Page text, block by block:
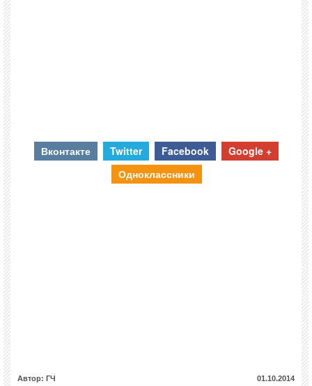
Вконтакте Twitter Facebook
Google +
Одноклассники
Автор: ГЧ 01.10.2014